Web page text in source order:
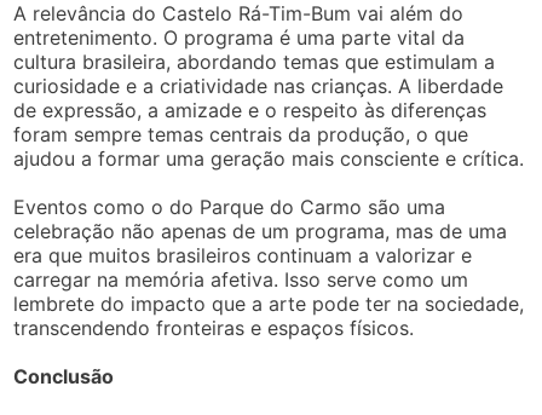
A relevância do Castelo Rá-Tim-Bum vai além do
entretenimento. O programa é uma parte vital da
cultura brasileira, abordando temas que estimulam a
curiosidade e a criatividade nas crianças. A liberdade
de expressão, a amizade e o respeito às diferenças
foram sempre temas centrais da produção, o que
ajudou a formar uma geração mais consciente e crítica.
Eventos como o do Parque do Carmo são uma
celebração não apenas de um programa, mas de uma
era que muitos brasileiros continuam a valorizar e
carregar na memória afetiva. Isso serve como um
lembrete do impacto que a arte pode ter na sociedade,
transcendendo fronteiras e espaços físicos.
Conclusão